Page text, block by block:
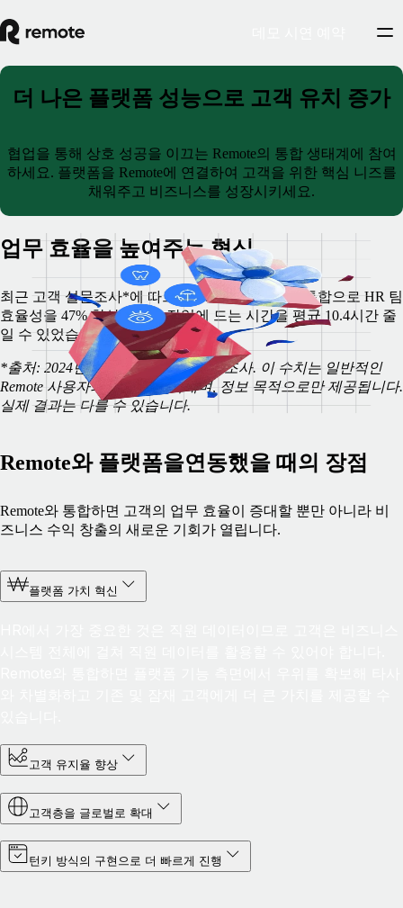
더 나은 플랫폼 성능으로 고객 유치 증가
협업을 통해 상호 성공을 이끄는 Remote의 통합 생태계에 참여
하세요. 플랫폼을 Remote에 연결하여 고객을 위한 핵심 니즈를
채워주고 비즈니스를 성장시키세요.
업무 효율을 높여주는 혁신
최근 고객 설문조사*에 따르면 Remote 고객사는 통합으로 HR 팀
효율성을 47% 향상하고 수작업에 드는 시간을 평균 10.4시간 줄
일 수 있었습니다.
*출처: 2024년 3월 Remote 고객 설문조사. 이 수치는 일반적인
Remote 사용자의 경험을 나타내며, 정보 목적으로만 제공됩니다.
실제 결과는 다를 수 있습니다.
Remote와 플랫폼을연동했을 때의 장점
Remote와 통합하면 고객의 업무 효율이 증대할 뿐만 아니라 비
즈니스 수익 창출의 새로운 기회가 열립니다.
플랫폼 가치 혁신
고객 유지율 향상
고객층을 글로벌로 확대
턴키 방식의 구현으로 더 빠르게 진행